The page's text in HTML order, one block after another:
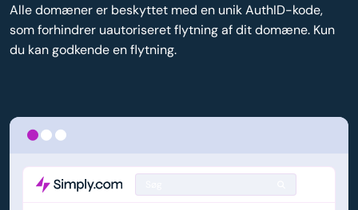
Alle domæner er beskyttet med en unik AuthID-kode,
som forhindrer uautoriseret flytning af dit domæne. Kun
du kan godkende en flytning.